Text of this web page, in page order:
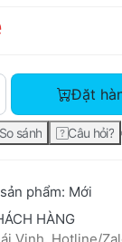
Mực in HP 147X
Đặt
So sánh Câu hỏi?
phẩm: Mới
HÀNG